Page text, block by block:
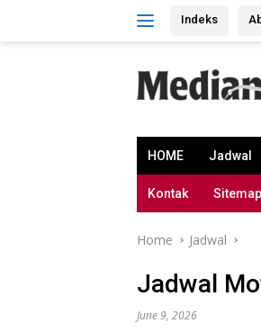
Indeks
HOME Jadwal
Kontak Sitemap
Home Jadwal
Jadwal
June 9, 2026